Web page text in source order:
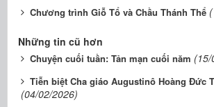
Chương trình Giỗ Tổ và Chầu Thánh Thể
Những tin cũ hơn
Chuyện cuối tuần: Tản mạn cuối năm (15/
Tiễn biệt Cha giáo Augustinô Hoàng Đức
(04/02/2026)